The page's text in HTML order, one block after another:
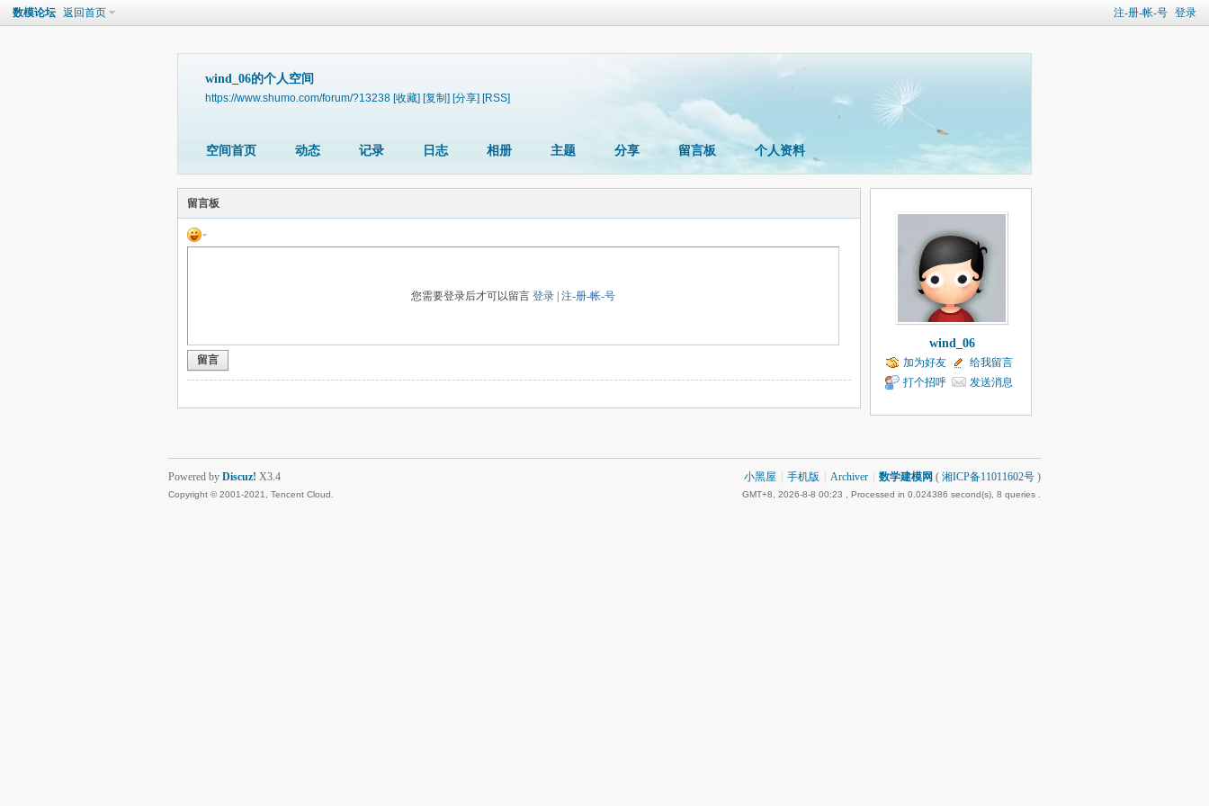
注-册-帐-号 登录
数模论坛 返回首页
wind_06的个人空间
https://www.shumo.com/forum/?13238 [收藏] [复制] [分享] [RSS]
空间首页 动态 记录 日志 相册 主题 分享 留言板 个人资料
留言板
您需要登录后才可以留言登录 |注-册-帐-号
留言
wind_06
加为好友
给我留言
打个招呼
发送消息
小黑屋 手机版 Archiver 数学建模网 ( 湘ICP备11011602号 )
GMT+8, 2026-8-8 00:23 , Processed in 0.024386 second(s), 8 queries .
Powered by Discuz! X3.4
Copyright © 2001-2021, Tencent Cloud.